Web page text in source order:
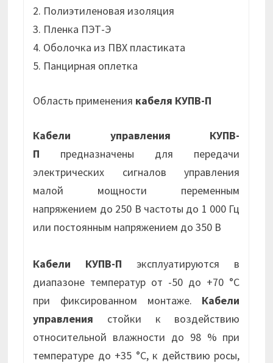
2. Полиэтиленовая изоляция
3. Пленка ПЭТ-Э
4. Оболочка из ПВХ пластиката
5. Панцирная оплетка
Область применения кабеля КУПВ-П
Кабели управления КУПВ-
П предназначены для передачи
электрических сигналов управления
малой мощности переменным
напряжением до 250 В частоты до 1 000 Гц
или постоянным напряжением до 350 В
Кабели КУПВ-П эксплуатируются в
диапазоне температур от -50 до +70 °С
при фиксированном монтаже. Кабели
управления стойки к воздействию
относительной влажности до 98 % при
температуре до +35 °С, к действию росы,